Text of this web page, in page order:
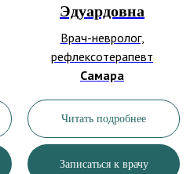
Эдуардовна
Врач-невролог,
рефлексотерапевт
Самара
Читать подробнее
Записаться к врачу